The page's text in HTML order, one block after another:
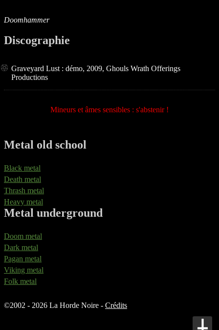
Doomhammer
Discographie
Graveyard Lust : démo, 2009, Ghouls Wrath Offerings
Productions
Mineurs et âmes sensibles : s'abstenir !
Metal old school
Black metal
Death metal
Thrash metal
Heavy metal
Metal underground
Doom metal
Dark metal
Pagan metal
Viking metal
Folk metal
©2002 - 2026 La Horde Noire - Crédits